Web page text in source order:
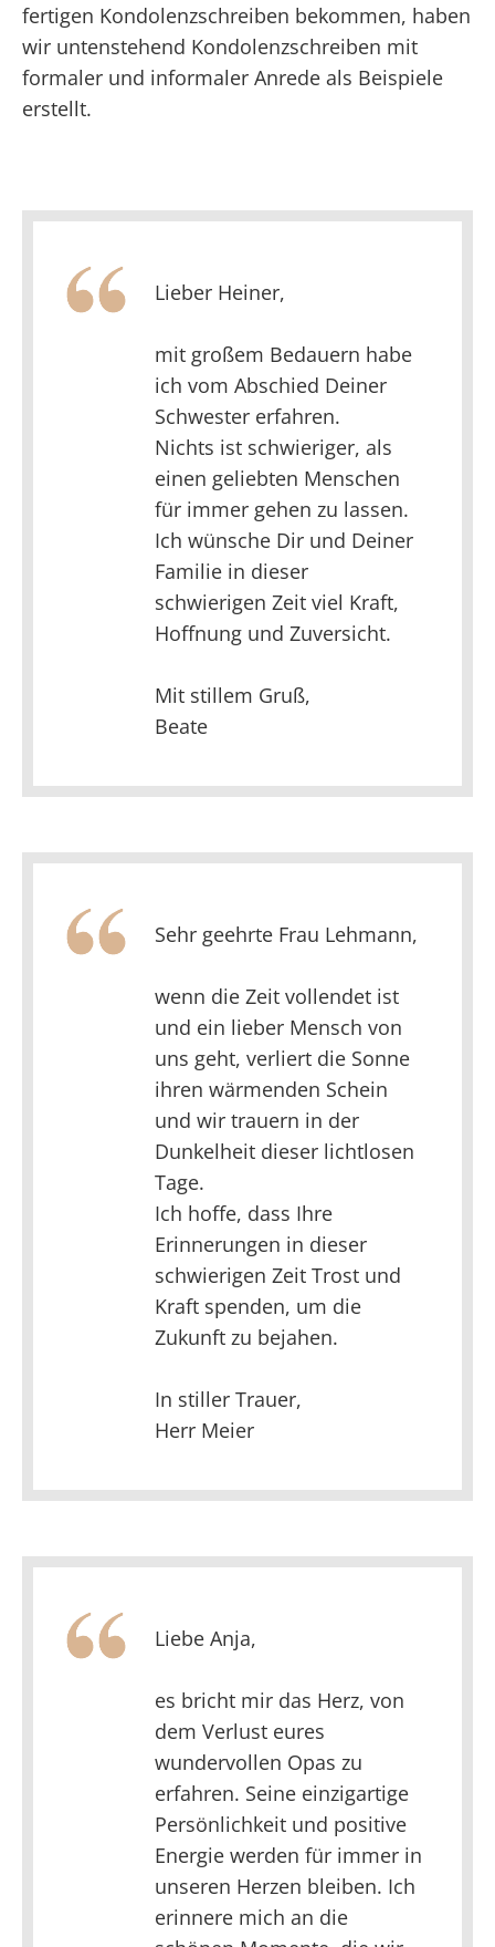
fertigen Kondolenzschreiben bekommen, haben
wir untenstehend Kondolenzschreiben mit
formaler und informaler Anrede als Beispiele
erstellt.
Lieber Heiner,
mit großem Bedauern habe
ich vom Abschied Deiner
Schwester erfahren.
Nichts ist schwieriger, als
einen geliebten Menschen
für immer gehen zu lassen.
Ich wünsche Dir und Deiner
Familie in dieser
schwierigen Zeit viel Kraft,
Hoffnung und Zuversicht.
Mit stillem Gruß,
Beate
Sehr geehrte Frau Lehmann,
wenn die Zeit vollendet ist
und ein lieber Mensch von
uns geht, verliert die Sonne
ihren wärmenden Schein
und wir trauern in der
Dunkelheit dieser lichtlosen
Tage.
Ich hoffe, dass Ihre
Erinnerungen in dieser
schwierigen Zeit Trost und
Kraft spenden, um die
Zukunft zu bejahen.
In stiller Trauer,
Herr Meier
Liebe Anja,
es bricht mir das Herz, von
dem Verlust eures
wundervollen Opas zu
erfahren. Seine einzigartige
Persönlichkeit und positive
Energie werden für immer in
unseren Herzen bleiben. Ich
erinnere mich an die